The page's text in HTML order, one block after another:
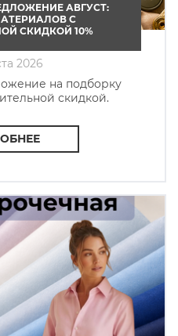
АВГУСТ:
С
СКИДКОЙ 10%
2026
на подборку
скидкой.